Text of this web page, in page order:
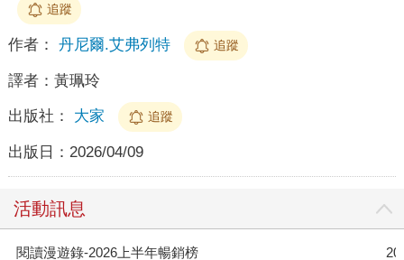
追蹤
作者： 丹尼爾.艾弗列特 追蹤
譯者： 黃珮玲
出版社： 大家 追蹤
出版日： 2026/04/09
活動訊息
閱讀漫遊錄-2026上半年暢銷榜